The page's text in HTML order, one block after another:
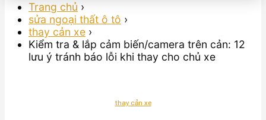
Trang chủ ›
sửa ngoại thất ô tô ›
thay cản xe ›
Kiểm tra & lắp cảm biến/camera trên cản: 12
lưu ý tránh báo lỗi khi thay cho chủ xe
thay cản xe